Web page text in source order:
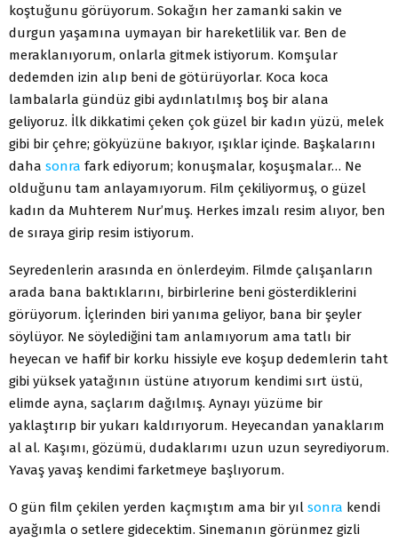
koştuğunu görüyorum. Sokağın her zamanki sakin ve
durgun yaşamına uymayan bir hareketlilik var. Ben de
meraklanıyorum, onlarla gitmek istiyorum. Komşular
dedemden izin alıp beni de götürüyorlar. Koca koca
lambalarla gündüz gibi aydınlatılmış boş bir alana
geliyoruz. İlk dikkatimi çeken çok güzel bir kadın yüzü, melek
gibi bir çehre; gökyüzüne bakıyor, ışıklar içinde. Başkalarını
daha sonra fark ediyorum; konuşmalar, koşuşmalar… Ne
olduğunu tam anlayamıyorum. Film çekiliyormuş, o güzel
kadın da Muhterem Nur’muş. Herkes imzalı resim alıyor, ben
de sıraya girip resim istiyorum.
Seyredenlerin arasında en önlerdeyim. Filmde çalışanların
arada bana baktıklarını, birbirlerine beni gösterdiklerini
görüyorum. İçlerinden biri yanıma geliyor, bana bir şeyler
söylüyor. Ne söylediğini tam anlamıyorum ama tatlı bir
heyecan ve hafif bir korku hissiyle eve koşup dedemlerin taht
gibi yüksek yatağının üstüne atıyorum kendimi sırt üstü,
elimde ayna, saçlarım dağılmış. Aynayı yüzüme bir
yaklaştırıp bir yukarı kaldırıyorum. Heyecandan yanaklarım
al al. Kaşımı, gözümü, dudaklarımı uzun uzun seyrediyorum.
Yavaş yavaş kendimi farketmeye başlıyorum.
O gün film çekilen yerden kaçmıştım ama bir yıl sonra kendi
ayağımla o setlere gidecektim. Sinemanın görünmez gizli